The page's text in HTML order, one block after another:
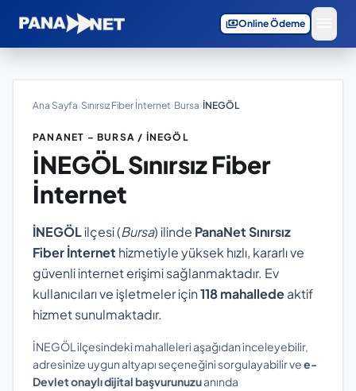
paymentsOnline Ödeme
Ana Sayfa›Sınırsız Fiber İnternet›Bursa›İNEGÖL
PANANET – BURSA / İNEGÖL
İNEGÖLSınırsız Fiber
İnternet
İNEGÖLilçesi (Bursa) ilinde PanaNet Sınırsız
Fiber İnternet hizmetiyle yüksek hızlı, kararlı ve
güvenli internet erişimi sağlanmaktadır. Ev
kullanıcıları ve işletmeler için118 mahalledeaktif
hizmet sunulmaktadır.
İNEGÖL ilçesindeki mahalleleri aşağıdan inceleyebilir,
adresinize uygun altyapı seçeneğini sorgulayabilir vee-
Devlet onaylı dijital başvurunuzuanında